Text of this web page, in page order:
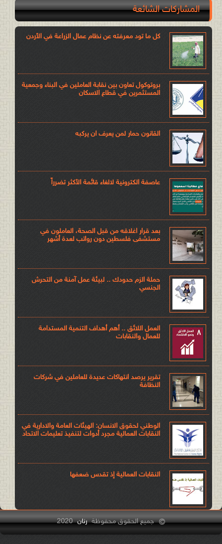
المشاركات الشائعة
كل ما تود معرفته عن نظام عمال الزراعة في الأردن
بروتوكول تعاون بين نقابة العاملين في البناء وجمعية
المستثمرين في قطاع الاسكان
القانون حمار لمن يعرف ان يركبه
عاصفة الكترونية لالغاء قائمة الأكثر تضرراً
بعد قرار اغلاقه من قبل الصحة، العاملون في
مستشفى فلسطين دون رواتب لعدة أشهر
حملة الزم حدودك .. لبيئة عمل آمنة من التحرش
الجنسي
العمل اللائق .. أهم أهداف التنمية المستدامة
للعمال والنقابات
تقرير يرصد انتهاكات عديدة للعاملين في شركات
النظافة
الوطني لحقوق الانسان: الهيئات العامة والادارية في
النقابات العمالية مجرد أدوات لتنفيذ تعليمات الاتحاد
النقابات العمالية إذ تقدس ضعفها
جميع الحقوق محفوظة رنان 2020